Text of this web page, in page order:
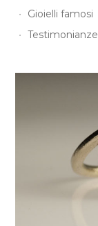
Gioielli famosi
Testimonianze